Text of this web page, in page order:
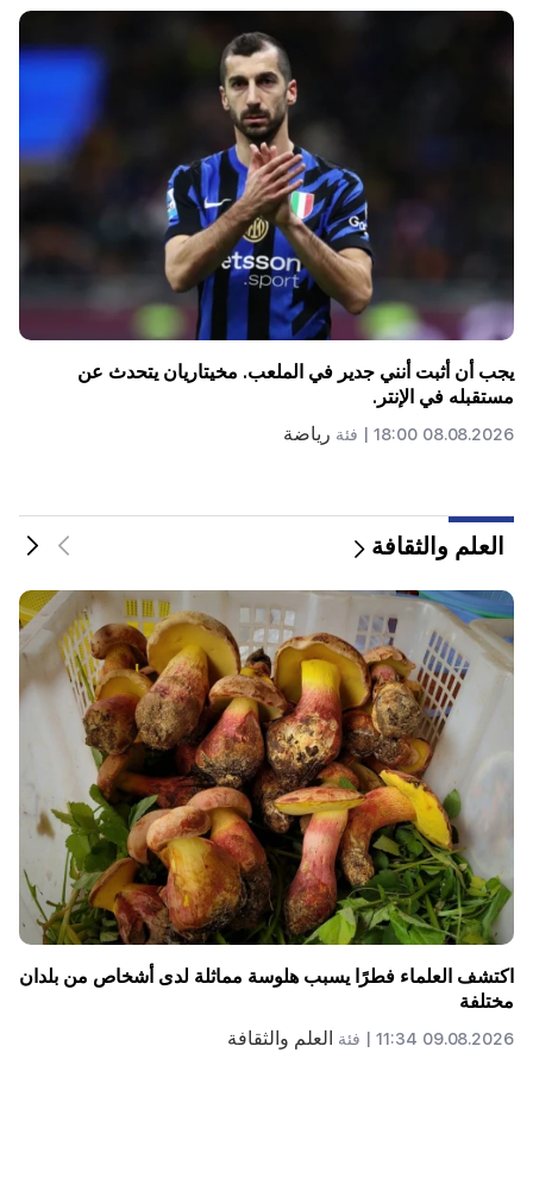
6 سنوات أخرى وإلى الأبد في فينيسيوس "الحقيقي".
08.08.2026 00:23 | فئةرياضة
العلم والثقافة
وليس بدلا من المعلم. تم الكشف عن الدور المثالي للروبوتات في
المدرسة
09.08.2026 11:00 | فئة العلم والثقافة